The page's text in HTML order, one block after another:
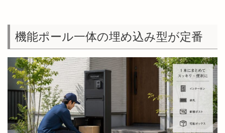
機能ポール一体の埋め込み型が定番